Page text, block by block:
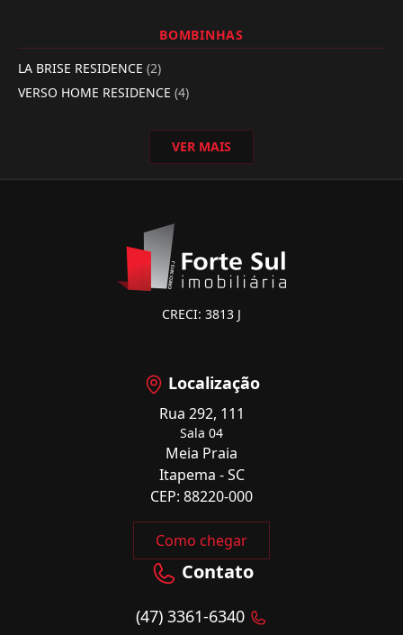
BOMBINHAS
LA BRISE RESIDENCE (2)
VERSO HOME RESIDENCE (4)
VER MAIS
CRECI: 3813 J
Localização
Rua 292, 111
Sala 04
Meia Praia
Itapema - SC
CEP: 88220-000
Como chegar
Contato
(47) 3361-6340